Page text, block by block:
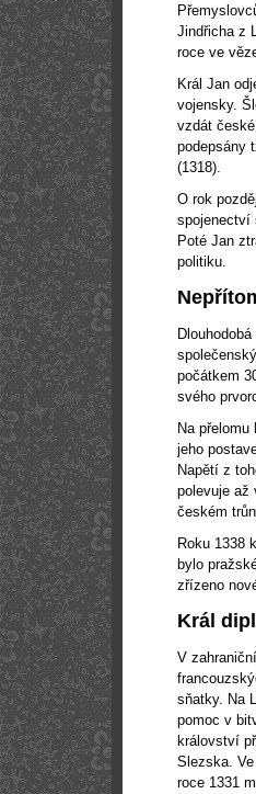
Jindřicha z
roce ve
Král Jan
vojensky.
vzdát
podepsány
(1318).
O rok
spojenectví
Poté Jan
politiku.
počátkem
svého
Na
jeho
Napětí z
polevuje až
českém
Roku 1338
bylo
zřízeno
Král
V
sňatky. Na
pomoc v
království
Slezska.
roce 1331